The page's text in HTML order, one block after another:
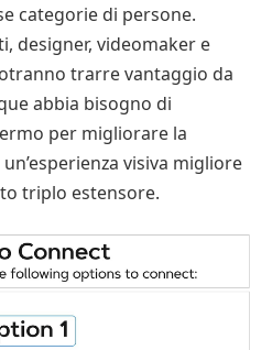
categorie di persone.
designer, videomaker e
trarre vantaggio da
abbia bisogno di
per migliorare la
visiva migliore
triplo estensore.